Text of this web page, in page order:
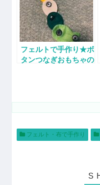
フェルトで手作り★ボ
タンつなぎおもちゃの
消★
フェルト・布で手作り